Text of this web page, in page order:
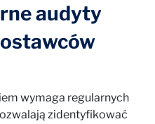
audyty
wymaga regularnych
zidentyfikować